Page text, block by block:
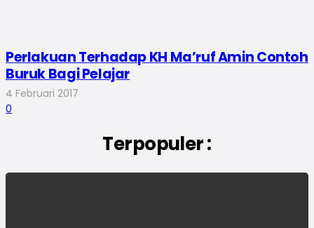
Perlakuan Terhadap KH Ma’ruf Amin Contoh
Buruk Bagi Pelajar
4 Februari 2017
0
Terpopuler :